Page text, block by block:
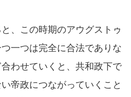
、この時期のアウグストゥ
一つは完全に合法でありな
わせていくと、共和政下で
帝政につながっていくこと